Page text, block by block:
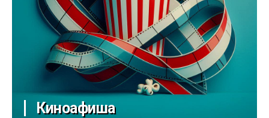
Киноафиша